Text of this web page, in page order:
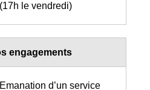
(17h le vendredi)
engagements
Emanation d’un service